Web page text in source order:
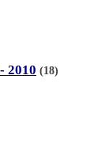
2010 (18)